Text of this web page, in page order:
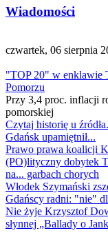
Wiadomości
czwartek, 06 sierpnia
"TOP 20" w enklawie
Pomorzu
Przy 3,4 proc. inflacji
pomorskiej
Czytaj historię u
Gdańsk upamiętnił...
Prawo prawa koalicji
(PO)lityczny dobytek
na... garbach chorych
Włodek Szymański
Gdańscy radni: "nie"
Nie żyje Krzysztof
słynnej „Ballady o